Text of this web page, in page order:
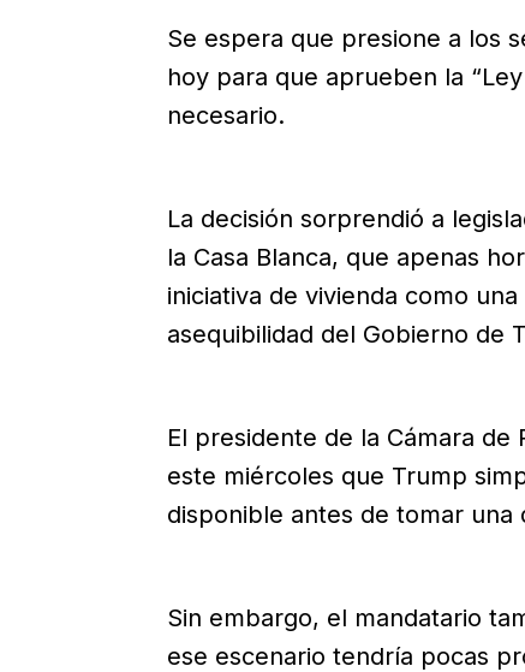
Se espera que presione a los
hoy para que aprueben la
necesario.
La decisión sorprendió a
la Casa Blanca, que apenas
iniciativa de vivienda como
asequibilidad del Gobierno de
El presidente de la Cámara
este miércoles que Trump
disponible antes de tomar una
Sin embargo, el mandatario
ese escenario tendría pocas